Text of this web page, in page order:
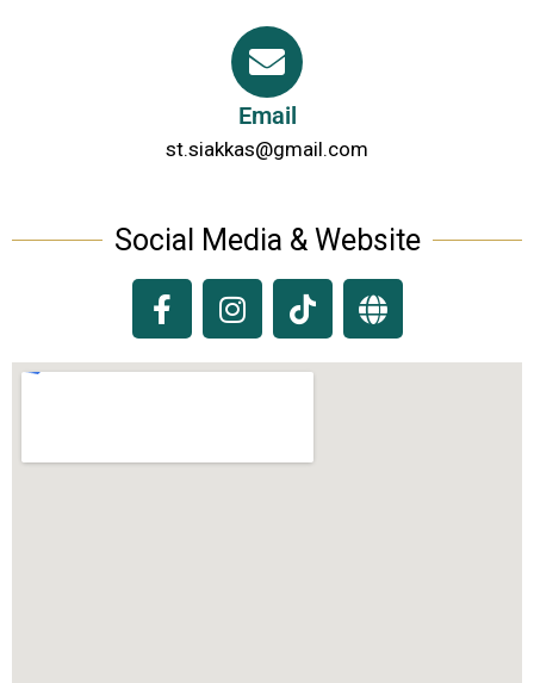
Email
st.siakkas@gmail.com
Social Media & Website